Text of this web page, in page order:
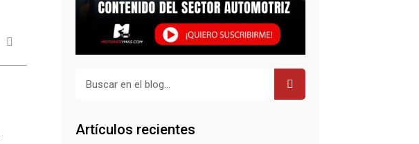
Artículos recientes